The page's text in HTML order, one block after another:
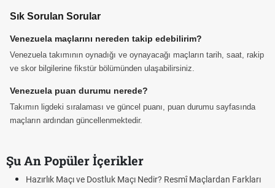
Sık Sorulan Sorular
Venezuela maçlarını nereden takip edebilirim?
Venezuela takımının oynadığı ve oynayacağı maçların tarih, saat, rakip
ve skor bilgilerine fikstür bölümünden ulaşabilirsiniz.
Venezuela puan durumu nerede?
Takımın ligdeki sıralaması ve güncel puanı, puan durumu sayfasında
maçların ardından güncellenmektedir.
Şu An Popüler İçerikler
Hazırlık Maçı ve Dostluk Maçı Nedir? Resmî Maçlardan Farkları